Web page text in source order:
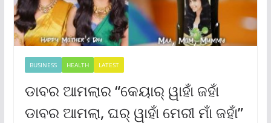
BUSINESS HEALTH LATEST
ଡାବର ଆମଲାର “କେୟାର୍ ୱାହାଁ ଜହାଁ
ଡାବର ଆମଲା, ଘର୍ ୱାହାଁ ମେରୀ ମାଁ ଜହାଁ”